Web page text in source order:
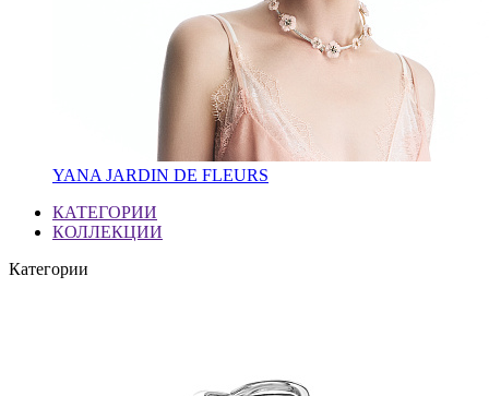
YANA JARDIN DE FLEURS
КАТЕГОРИИ
КОЛЛЕКЦИИ
Категории